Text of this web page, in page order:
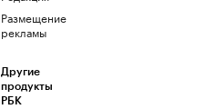
Размещение
рекламы
Другие
продукты
РБК